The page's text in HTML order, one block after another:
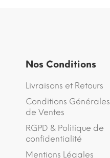
Nos Conditions
Livraisons et Retours
Conditions Générales
de Ventes
RGPD & Politique de
confidentialité
Mentions Légales